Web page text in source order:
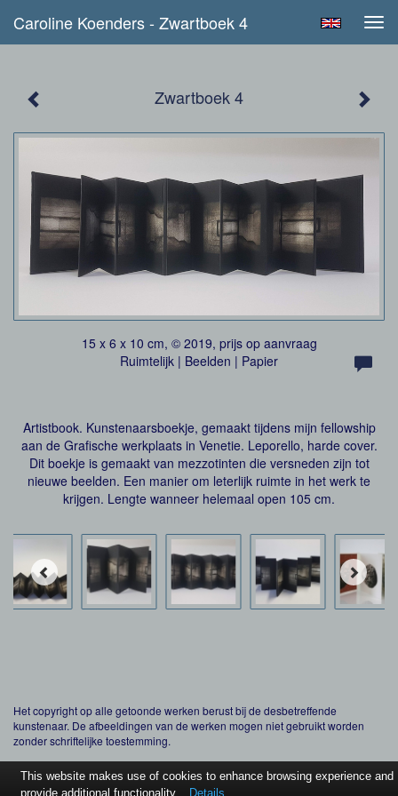
Caroline Koenders - Zwartboek 4
Zwartboek 4
15 x 6 x 10 cm, © 2019, prijs op aanvraag
Ruimtelijk | Beelden | Papier
Artistbook. Kunstenaarsboekje, gemaakt tijdens mijn fellowship
aan de Grafische werkplaats in Venetie. Leporello, harde cover.
Dit boekje is gemaakt van mezzotinten die versneden zijn tot
nieuwe beelden. Een manier om leterlijk ruimte in het werk te
krijgen. Lengte wanneer helemaal open 105 cm.
Het copyright op alle getoonde werken berust bij de desbetreffende
kunstenaar. De afbeeldingen van de werken mogen niet gebruikt worden
zonder schriftelijke toestemming.
This website makes use of cookies to enhance browsing experience and
provide additional functionality.
Details